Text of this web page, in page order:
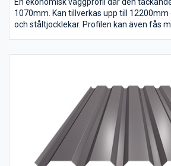
1070mm. Kan tillverkas upp till
och ståltjocklekar. Profilen kan även fås